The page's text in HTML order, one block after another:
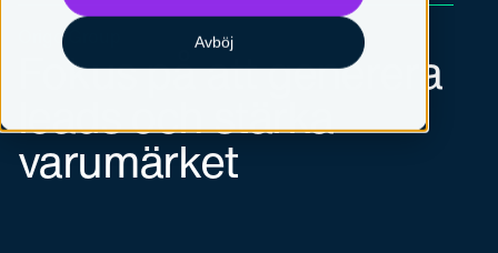
Avböj
Origo Group
Fokus på att generera
leads och stärka
varumärket